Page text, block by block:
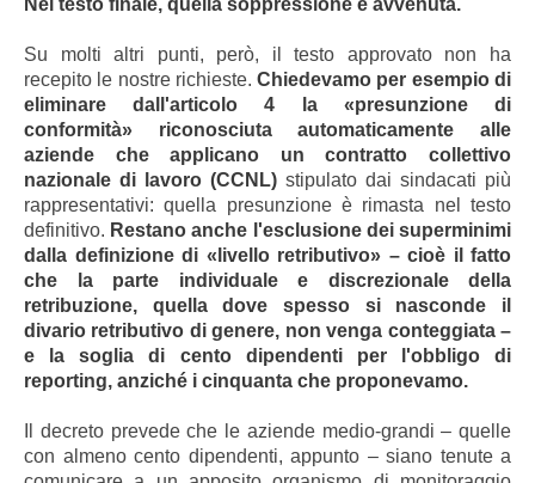
Su molti altri punti, però, il testo approvato non ha
recepito le nostre richieste.Chiedevamo per esempio di
eliminare dall'articolo 4 la «presunzione di
conformità» riconosciuta automaticamente alle
aziende che applicano un contratto collettivo
nazionale di lavoro (CCNL) stipulato dai sindacati più
rappresentativi: quella presunzione è rimasta nel testo
definitivo. Restano anche l'esclusione dei superminimi
dalla definizione di «livello retributivo» – cioè il fatto
che la parte individuale e discrezionale della
retribuzione, quella dove spesso si nasconde il
divario retributivo di genere, non venga conteggiata –
e la soglia di cento dipendenti per l'obbligo di
reporting, anziché i cinquanta che proponevamo.
Il decreto prevede che le aziende medio-grandi – quelle
con almeno cento dipendenti, appunto – siano tenute a